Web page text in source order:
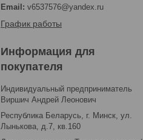
v6537576@yandex.ru
График работы
Информация для
покупателя
Индивидуальный предприниматель
Виршич Андрей Леонович
Республика Беларусь, г. Минск, ул.
Лынькова, д.7, кв.160